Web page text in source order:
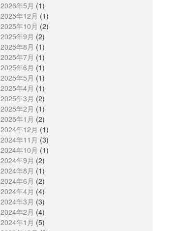
2026年5月 (1)
2025年12月 (1)
2025年10月 (2)
2025年9月 (2)
2025年8月 (1)
2025年7月 (1)
2025年6月 (1)
2025年5月 (1)
2025年4月 (1)
2025年3月 (2)
2025年2月 (1)
2025年1月 (2)
2024年12月 (1)
2024年11月 (3)
2024年10月 (1)
2024年9月 (2)
2024年8月 (1)
2024年6月 (2)
2024年4月 (4)
2024年3月 (3)
2024年2月 (4)
2024年1月 (5)